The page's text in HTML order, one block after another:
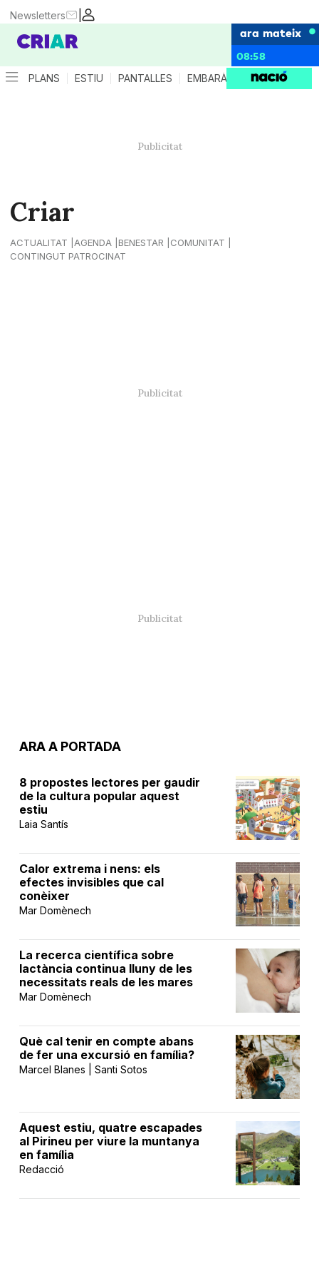
|
Newsletters
ara mateix
08:58
PLANS ESTIU PANTALLES EMBARÀS CRIANÇA
Criar
ACTUALITAT AGENDA BENESTAR
COMUNITAT
CONTINGUT PATROCINAT
ARA A PORTADA
8 propostes lectores per gaudir
de la cultura popular aquest
estiu
Laia Santís
Calor extrema i nens: els
efectes invisibles que cal
conèixer
Mar Domènech
La recerca científica sobre
lactància continua lluny de les
necessitats reals de les mares
Mar Domènech
Què cal tenir en compte abans
de fer una excursió en família?
Marcel Blanes | Santi Sotos
Aquest estiu, quatre escapades
al Pirineu per viure la muntanya
en família
Redacció